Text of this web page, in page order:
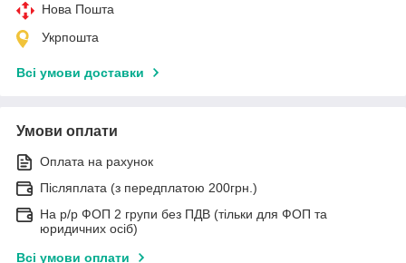
Нова Пошта
Укрпошта
Всі умови доставки
Умови оплати
Оплата на рахунок
Післяплата (з передплатою 200грн.)
На р/р ФОП 2 групи без ПДВ (тільки для ФОП та
юридичних осіб)
Всі умови оплати